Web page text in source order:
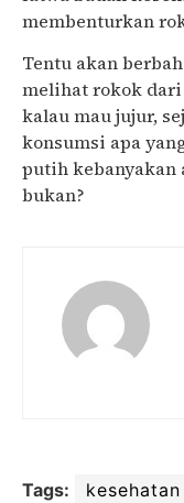
membenturkan
Tentu akan
melihat rokok dari
kalau mau jujur,
konsumsi apa
putih kebanyakan
bukan?
Tags: kesehatan